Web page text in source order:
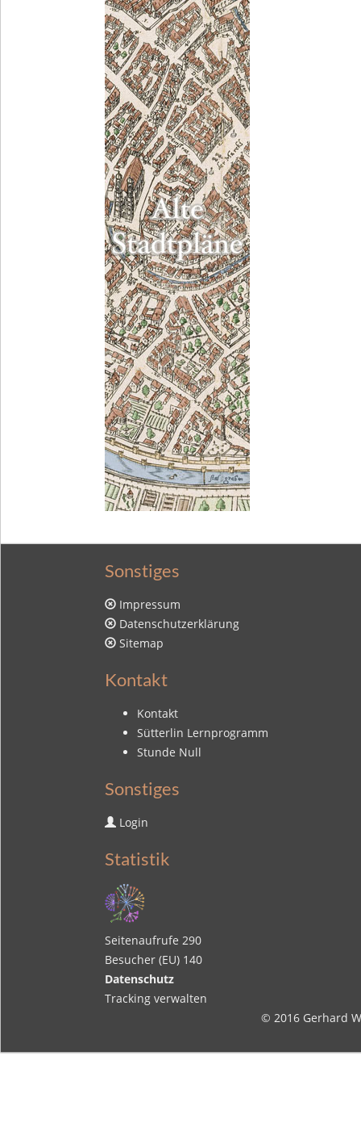
Sonstiges
Impressum
Datenschutzerklärung
Sitemap
Kontakt
Kontakt
Sütterlin Lernprogramm
Stunde Null
Sonstiges
Login
Statistik
Seitenaufrufe 290
Besucher (EU) 140
Datenschutz
Tracking verwalten
© 2016 Gerhard